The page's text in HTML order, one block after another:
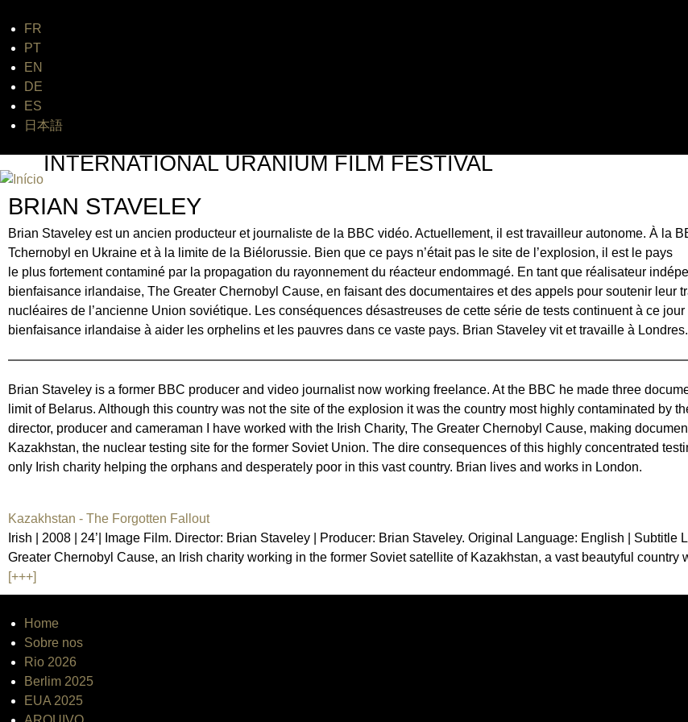
FR
PT
EN
DE
ES
日本語
INTERNATIONAL URANIUM FILM FESTIVAL
BRIAN STAVELEY
Brian Staveley est un ancien producteur et journaliste de la BBC vidéo. Actuellement, il est travailleur autonome. À la
Tchernobyl en Ukraine et à la limite de la Biélorussie. Bien que ce pays n’était pas le site de l’explosion, il est le pays
le plus fortement contaminé par la propagation du rayonnement du réacteur endommagé. En tant que réalisateur
bienfaisance irlandaise, The Greater Chernobyl Cause, en faisant des documentaires et des appels pour soutenir leur
nucléaires de l’ancienne Union soviétique. Les conséquences désastreuses de cette série de tests continuent à ce
bienfaisance irlandaise à aider les orphelins et les pauvres dans ce vaste pays. Brian Staveley vit et travaille à Londres.
Brian Staveley is a former BBC producer and video journalist now working freelance. At the BBC he made three
limit of Belarus. Although this country was not the site of the explosion it was the country most highly contaminated by
director, producer and cameraman I have worked with the Irish Charity, The Greater Chernobyl Cause, making
Kazakhstan, the nuclear testing site for the former Soviet Union. The dire consequences of this highly concentrated
only Irish charity helping the orphans and desperately poor in this vast country. Brian lives and works in London.
Kazakhstan - The Forgotten Fallout
Irish | 2008 | 24’| Image Film. Director: Brian Staveley | Producer: Brian Staveley. Original Language: English |
Greater Chernobyl Cause, an Irish charity working in the former Soviet satellite of Kazakhstan, a vast beautyful
[+++]
Home
Sobre nos
Rio 2026
Berlim 2025
EUA 2025